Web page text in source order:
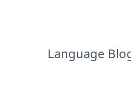
Language